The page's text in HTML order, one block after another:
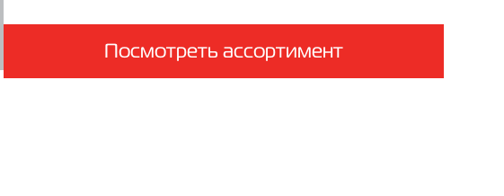
Решетка травмобезопасна для детей и домашних питомцев:
Посмотреть ассортимент